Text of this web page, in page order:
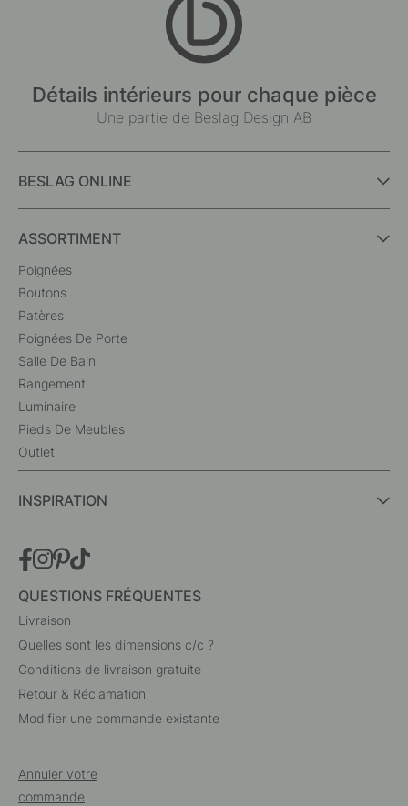
Détails intérieurs pour chaque pièce
Une partie de Beslag Design AB
BESLAG ONLINE
ASSORTIMENT
Poignées
Boutons
Patères
Poignées De Porte
Salle De Bain
Rangement
Luminaire
Pieds De Meubles
Outlet
INSPIRATION
QUESTIONS FRÉQUENTES
Livraison
Quelles sont les dimensions c/c ?
Conditions de livraison gratuite
Retour & Réclamation
Modifier une commande existante
Annuler votre
commande